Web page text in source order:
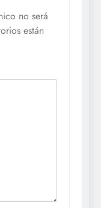
no será
están